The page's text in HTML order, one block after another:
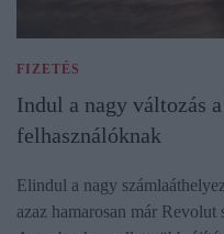
FIZETÉS
Indul a nagy változás
felhasználóknak
Elindul a nagy
azaz hamarosan már Revolut